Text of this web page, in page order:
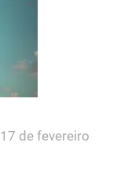
17 de fevereiro